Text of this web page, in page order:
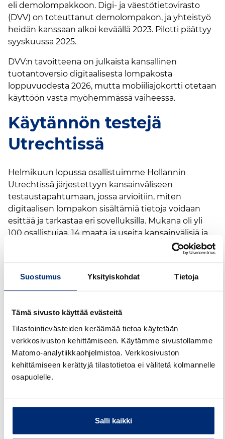
Suostumus Yksityiskohdat Tietoja
Tämä sivusto käyttää evästeitä
Tilastointievästeiden keräämää tietoa käytetään
verkkosivuston kehittämiseen. Käytämme sivustollamme
Matomo-analytiikkaohjelmistoa. Verkkosivuston
kehittämiseen kerättyjä tilastotietoa ei välitetä kolmannelle
osapuolelle.
Salli kaikki
eli demolompakkoon. Digi- ja väestötietovirasto
(DVV) on toteuttanut demolompakon, ja yhteistyö
heidän kanssaan alkoi keväällä 2023. Pilotti päättyy
syyskuussa 2025.
DVV:n tavoitteena on julkaista kansallinen
tuotantoversio digitaalisesta lompakosta
loppuvuodesta 2026, mutta mobiiliajokortti otetaan
käyttöön vasta myöhemmässä vaiheessa.
Käytännön testejä
Utrechtissä
Helmikuun lopussa osallistuimme Hollannin
Utrechtissä järjestettyyn kansainväliseen
testaustapahtumaan, jossa arvioitiin, miten
digitaalisen lompakon sisältämiä tietoja voidaan
esittää ja tarkastaa eri sovelluksilla. Mukana oli yli
100 osallistujaa, 14 maata ja useita kansainvälisiä ja
vähän kuin digitaaliset pikatreffit. Jokaisessa
kohtaamisessa tarkasteltiin, miten demolompakko
identiteetillä. Testauksen pääpaino oli
mobiiliajokortissa, mutta myös digitaalista
identiteettiä kokeiltiin käytännössä.
"Tuntui hienolta nähdä, miten konkreettisesti
meidän kehittämämme ratkaisut toimivat
kansainvälisessä kentässä," kuvaa Traficomin
testipäiviltä.